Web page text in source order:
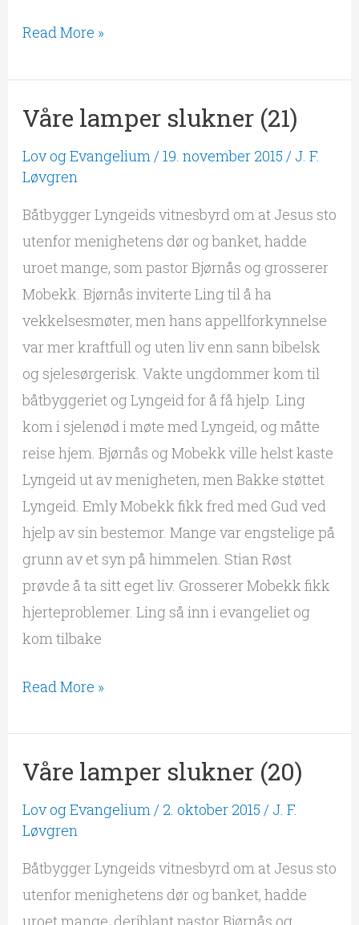
Read More »
Våre lamper slukner (21)
Lov og Evangelium /19. november 2015 / J. F.
Løvgren
Båtbygger Lyngeids vitnesbyrd om at Jesus sto
utenfor menighetens dør og banket, hadde
uroet mange, som pastor Bjørnås og grosserer
Mobekk. Bjørnås inviterte Ling til å ha
vekkelsesmøter, men hans appellforkynnelse
var mer kraftfull og uten liv enn sann bibelsk
og sjelesørgerisk. Vakte ungdommer kom til
båtbyggeriet og Lyngeid for å få hjelp. Ling
kom i sjelenød i møte med Lyngeid, og måtte
reise hjem. Bjørnås og Mobekk ville helst kaste
Lyngeid ut av menigheten, men Bakke støttet
Lyngeid. Emly Mobekk fikk fred med Gud ved
hjelp av sin bestemor. Mange var engstelige på
grunn av et syn på himmelen. Stian Røst
prøvde å ta sitt eget liv. Grosserer Mobekk fikk
hjerteproblemer. Ling så inn i evangeliet og
kom tilbake
Våre
slukner
Read More »
Våre lamper slukner (20)
Lov og Evangelium/ 2. oktober 2015 / J. F.
Løvgren
Båtbygger Lyngeids vitnesbyrd om at Jesus sto
utenfor menighetens dør og banket, hadde
uroet mange, deriblant pastor Bjørnås og
Våre
slukner